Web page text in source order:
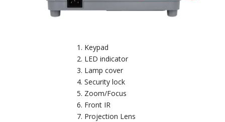
Keypad
LED indicator
Lamp cover
Security lock
Zoom/Focus
Front IR
Projection Lens